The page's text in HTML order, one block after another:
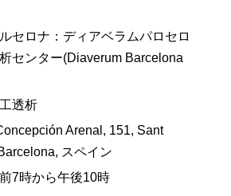
セロナ：ディアベラムパロセロ
センター(Diaverum Barcelona
透析
Arenal, 151, Sant
スペイン
7時から午後10時